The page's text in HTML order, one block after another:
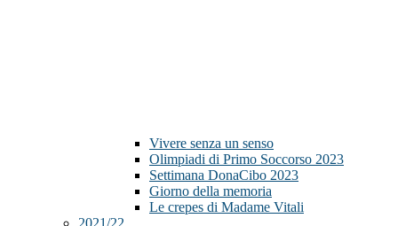
Vivere senza un senso
Olimpiadi di Primo Soccorso 2023
Settimana DonaCibo 2023
Giorno della memoria
Le crepes di Madame Vitali